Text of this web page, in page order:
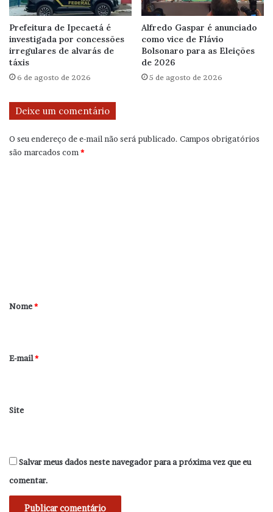
Prefeitura de Ipecaetá é
investigada por concessões
irregulares de alvarás de
táxis
6 de agosto de 2026
Alfredo Gaspar é anunciado
como vice de Flávio
Bolsonaro para as Eleições
de 2026
5 de agosto de 2026
Deixe um comentário
O seu endereço de e-mail não será publicado. Campos obrigatórios
são marcados com*
r
*
Nome*
E-mail*
Site
Salvar meus dados neste navegador para a próxima vez que eu
comentar.